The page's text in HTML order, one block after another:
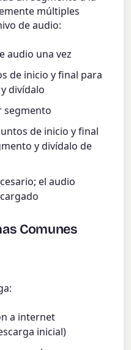
múltiples
de audio:
audio una vez
de inicio y final para
divídalo
segmento
de inicio y final
y divídalo de
el audio
Comunes
a internet
inicial)